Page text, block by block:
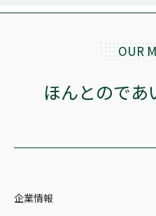
OUR
ほんとのであ
企業情報